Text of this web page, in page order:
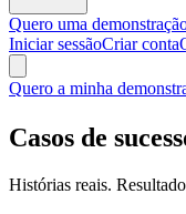
Quero uma
Iniciar sessãoCriar conta
Quero a minha
Casos de
Histórias reais.